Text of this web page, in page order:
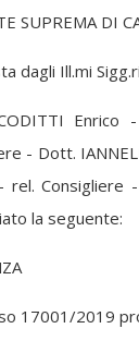
SUPREMA DI
dagli Ill.mi
Enrico
- Dott.
rel. Consigliere
la seguente:
17001/2019